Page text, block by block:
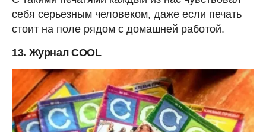
себя серьезным человеком, даже если печать
стоит на поле рядом с домашней работой.
13. Журнал COOL